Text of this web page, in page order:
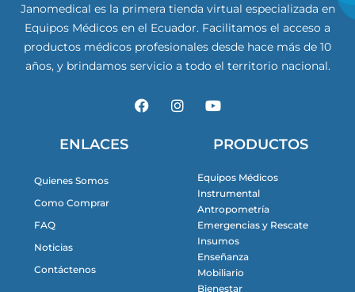
Janomedical es la primera tienda virtual especializada en
Equipos Médicos en el Ecuador. Facilitamos el acceso a
productos médicos profesionales desde hace más de 10
años, y brindamos servicio a todo el territorio nacional.
F
a
I
n
Y
o
t
u
e
ENLACES
Quienes Somos
Como Comprar
FAQ
Noticias
Contáctenos
PRODUCTOS
Equipos Médicos
Instrumental
Antropometría
Emergencias y Rescate
Insumos
Enseñanza
Mobiliario
Bienestar